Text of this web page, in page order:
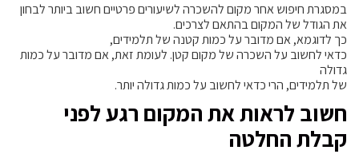
במסגרת חיפוש אחר מקום להשכרה לשיעורים פרטיים חשוב ביותר לבחון
את הגודל של המקום בהתאם לצרכים.
כך לדוגמא, אם מדובר על כמות קטנה של תלמידים,
כדאי לחשוב על השכרה של מקום קטן. לעומת זאת, אם מדובר על כמות
גדולה
של תלמידים, הרי כדאי לחשוב על כמות גדולה יותר.
חשוב לראות את המקום רגע לפני
קבלת החלטה